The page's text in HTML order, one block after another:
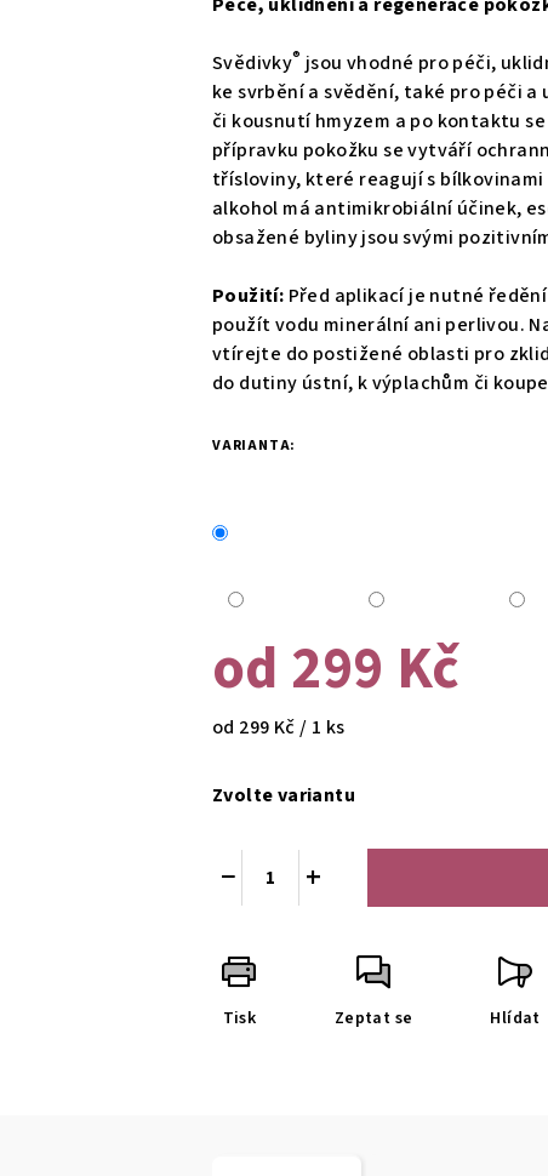
0,0
z
5
hvězdiček.
Svědivky® jsou vhodné pro péči,
ke svrbění a svědění, také pro péči
či kousnutí hmyzem a po kontaktu
přípravku pokožku se vytváří
třísloviny, které reagují s
alkohol má antimikrobiální účinek,
obsažené byliny jsou svými
Použití: Před aplikací je nutné
použít vodu minerální ani perlivou.
vtírejte do postižené oblasti pro
do dutiny ústní, k výplachům či
VARIANTA:
od 299 Kč
Měrná
od 299 Kč / 1 ks
Zvolte variantu
+
−
Tisk Zeptat se Hlídat